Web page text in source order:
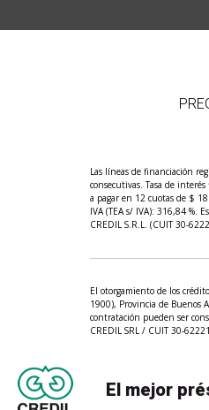
Las líneas de financiación
consecutivas. Tasa de
a pagar en 12 cuotas de $
IVA (TEA s/ IVA): 316,84 %.
CREDIL S.R.L. (CUIT 30-
El otorgamiento de los
1900), Provincia de Buenos
contratación pueden ser
CREDIL SRL / CUIT 30-
El mejor